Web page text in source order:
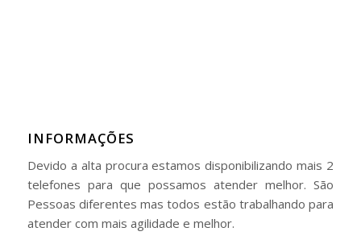
INFORMAÇÕES
Devido a alta procura estamos disponibilizando mais 2
telefones para que possamos atender melhor. São
Pessoas diferentes mas todos estão trabalhando para
atender com mais agilidade e melhor.